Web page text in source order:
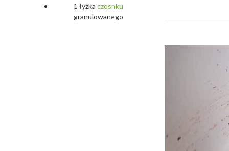
1 łyżka czosnku
granulowanego